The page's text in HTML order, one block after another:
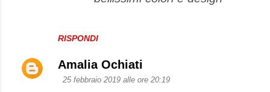
RISPONDI
Amalia Ochiati
25 febbraio 2019 alle ore 20:19